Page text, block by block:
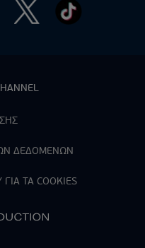
ΔΕΔΟΜΕΝΩΝ
ΤΑ COOKIES